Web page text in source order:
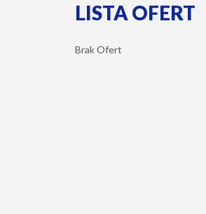
LISTA OFERT
Brak Ofert